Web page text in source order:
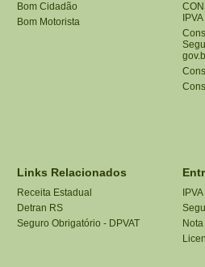
Bom Cidadão
Bom Motorista
Links Relacionados
Receita Estadual
Detran RS
Seguro Obrigatório - DPVAT